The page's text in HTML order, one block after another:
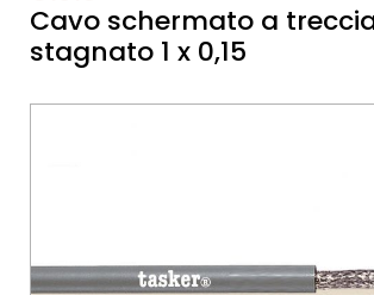
Cavo schermato a
stagnato 1 x 0,15